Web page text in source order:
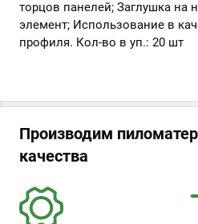
торцов панелей; Заглушка на
элемент; Использование в
профиля. Кол-во в уп.: 20 шт
Производим
качества